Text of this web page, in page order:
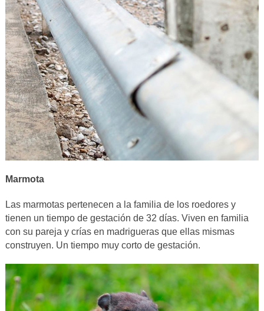
Marmota
Las marmotas pertenecen a la familia de los roedores y
tienen un tiempo de gestación de 32 días. Viven en familia
con su pareja y crías en madrigueras que ellas mismas
construyen. Un tiempo muy corto de gestación.